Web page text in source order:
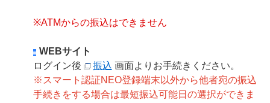
※ATMからの振込はできません
WEBサイト
ログイン後
振込 画面よりお手続きください。
※スマート認証NEO登録端末以外から他者宛の振込
手続きをする場合は最短振込可能日の選択ができま